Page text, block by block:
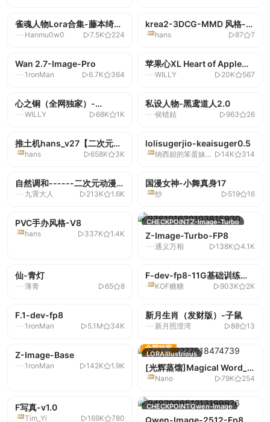
LORA 基础模型 1.5
雀魂人物Lora合集-藤本绮罗
（新）
Hanmu0w0 7.5K 224
LORAKREA_2
krea2-3DCG-MMD 风格-
V1hans 87 7
CHECKPOINTWAN_2_7 IMAGE
PRO
Wan 2.7-Image-Pro
1ronMan 6.7K 364
CHECKPOINT基础模型 XL
苹果心XL Heart of Apple
XL-正式版V3
WILLY 20K 567
CHECKPOINT基础模型 1.5
心之铜（全网独家）-
Version1
WILLY 68K 1K
LORA 基础模型 1.5
私设人物-黑鸢道人2.0
侯错姑 963 26
CHECKPOINT NoobAI
推土机hans_v27【二次元通
用】-V2.2
hans 658K 3K
LORAIllustrious
lolisugerjio-keaisuger0.5
纳西妲的笨蛋妹妹
14K 314
CHECKPOINTIllustrious
自然调和------二次元动漫-
noob-V1
九霄大人 213K 1.6K
LORA基础模型 F.1
国漫女神-小舞真身17
纱 519 16
LORANoobAI
PVC手办风格-V8
hans 337K 1.4K
CHECKPOINTZ-Image-Turbo
Z-Image-Turbo-FP8
通义万相 138K 4.1K
LORA基础模型 1.5
仙-青灯
薄青 65 8
CHECKPOINT基础模型 F.1
F-dev-fp8-11G基础训练
版-11G纯净版可做底模训练
KOF糖糖 903K 2K
CHECKPOINT基础模型 F.1
F.1-dev-fp8
1ronMan 5.1M 34K
LORA基础模型 XL
新月生肖（发财版）-子鼠
新月照澄湾 88 13
CHECKPOINTZ-Image
Z-Image-Base
1ronMan 142K 1.9K
LORAIllustrious
全网独家
[光辉蒸馏]Magical Word_
魔咒-betaxn/ill/noob
Nano 79K 254
CHECKPOINT
F写真-v1.0
Tim_Yi 169K 780
CHECKPOINTQwen-Image
Qwen-Image-2512-Fp8